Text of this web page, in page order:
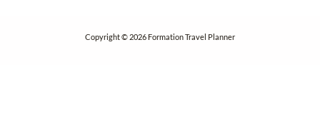
Copyright © 2026 Formation Travel Planner